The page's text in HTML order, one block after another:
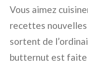
Vous aimez
recettes
sortent de
butternut est faite